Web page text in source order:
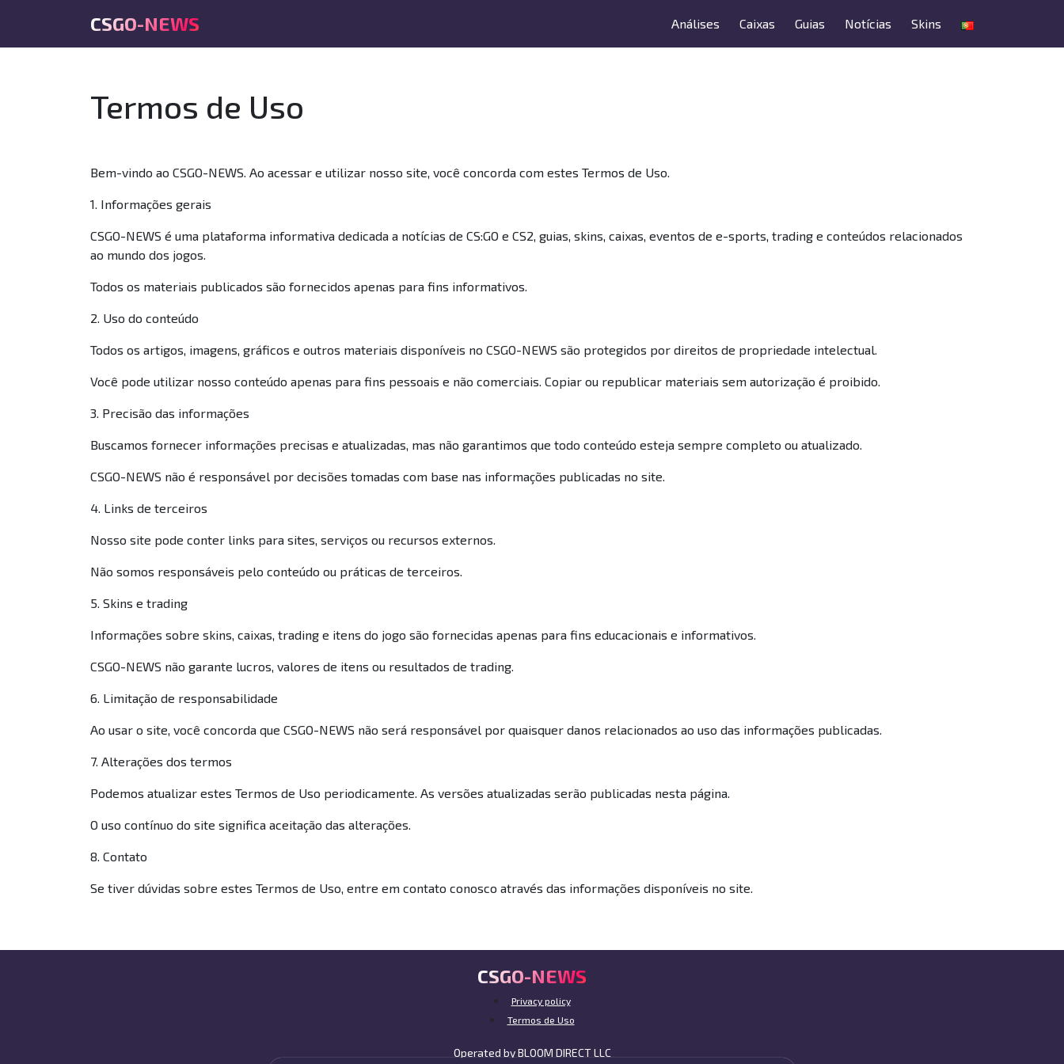
CSGO-NEWS Análises Caixas Guias Notícias Skins
Termos de Uso
Bem-vindo ao CSGO-NEWS. Ao acessar e utilizar nosso site, você concorda com estes Termos de Uso.
1. Informações gerais
CSGO-NEWS é uma plataforma informativa dedicada a notícias de CS:GO e CS2, guias, skins, caixas, eventos de e-sports, trading e conteúdos relacionados
ao mundo dos jogos.
Todos os materiais publicados são fornecidos apenas para fins informativos.
2. Uso do conteúdo
Todos os artigos, imagens, gráficos e outros materiais disponíveis no CSGO-NEWS são protegidos por direitos de propriedade intelectual.
Você pode utilizar nosso conteúdo apenas para fins pessoais e não comerciais. Copiar ou republicar materiais sem autorização é proibido.
3. Precisão das informações
Buscamos fornecer informações precisas e atualizadas, mas não garantimos que todo conteúdo esteja sempre completo ou atualizado.
CSGO-NEWS não é responsável por decisões tomadas com base nas informações publicadas no site.
4. Links de terceiros
Nosso site pode conter links para sites, serviços ou recursos externos.
Não somos responsáveis pelo conteúdo ou práticas de terceiros.
5. Skins e trading
Informações sobre skins, caixas, trading e itens do jogo são fornecidas apenas para fins educacionais e informativos.
CSGO-NEWS não garante lucros, valores de itens ou resultados de trading.
6. Limitação de responsabilidade
Ao usar o site, você concorda que CSGO-NEWS não será responsável por quaisquer danos relacionados ao uso das informações publicadas.
7. Alterações dos termos
Podemos atualizar estes Termos de Uso periodicamente. As versões atualizadas serão publicadas nesta página.
O uso contínuo do site significa aceitação das alterações.
8. Contato
Se tiver dúvidas sobre estes Termos de Uso, entre em contato conosco através das informações disponíveis no site.
CSGO-NEWS
Privacy policy
Termos de Uso
Operated by BLOOM DIRECT LLC